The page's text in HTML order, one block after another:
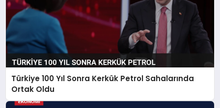
Türkiye 100 Yıl Sonra Kerkük Petrol Sahalarında
Ortak Oldu